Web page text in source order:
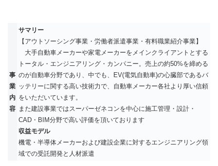
事
業
内
容
サマリー
【アウトソーシング事業・労働者派遣事業・有料職業紹介事業】
大手自動車メーカーや家電メーカーをメインクライアントとする
トータル・エンジニアリング・カンパニー。売上の約50%を締める
のが自動車分野であり、中でも、EV(電気自動車)の心臓部であるバ
ッテリーに関する高い技術力で、自動車メーカー各社より厚い信頼
をいただいています。
また建設事業ではスーパーゼネコンを中心に施工管理・設計・
CAD・BIM分野で高い評価を頂いております
収益モデル
機電・半導体メーカーおよび建設企業に対するエンジニアリング領
域での受託開発と人材派遣